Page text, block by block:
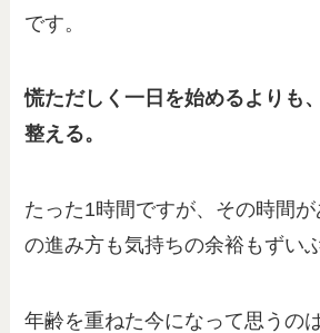
です。
慌ただしく一日を始めるよりも
整える。
たった1時間ですが、その時間
の進み方も気持ちの余裕もずい
年齢を重ねた今になって思うの